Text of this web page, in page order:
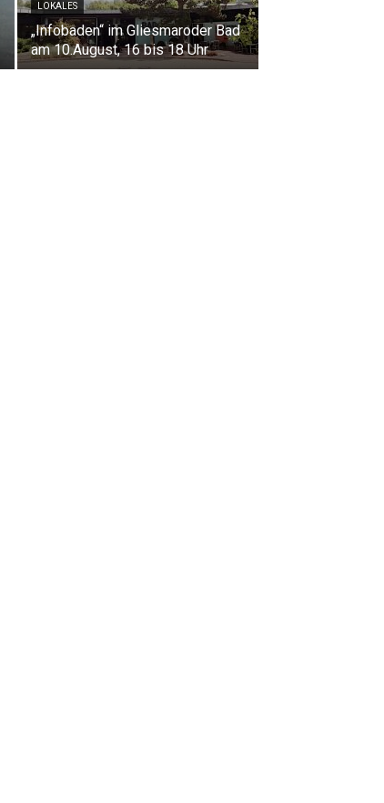
LOKALES
„Infobaden“ im Gliesmaroder Bad
am 10.August, 16 bis 18 Uhr